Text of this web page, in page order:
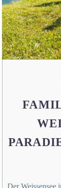
Der Weissensee